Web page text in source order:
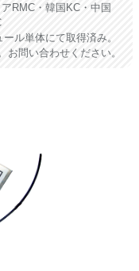
RMC・韓国KC・中国
ル単体にて取得済み。
問い合わせください。